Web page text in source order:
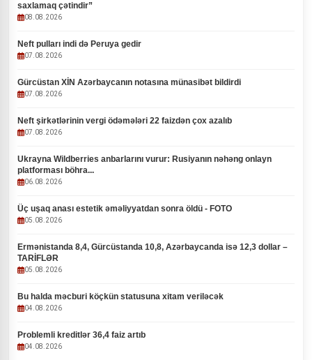
saxlamaq çətindir”
08.08.2026
Neft pulları indi də Peruya gedir
07.08.2026
Gürcüstan XİN Azərbaycanın notasına münasibət bildirdi
07.08.2026
Neft şirkətlərinin vergi ödəmələri 22 faizdən çox azalıb
07.08.2026
Ukrayna Wildberries anbarlarını vurur: Rusiyanın nəhəng onlayn
platforması böhra...
06.08.2026
Üç uşaq anası estetik əməliyyatdan sonra öldü - FOTO
05.08.2026
Ermənistanda 8,4, Gürcüstanda 10,8, Azərbaycanda isə 12,3 dollar –
TARİFLƏR
05.08.2026
Bu halda məcburi köçkün statusuna xitam veriləcək
04.08.2026
Problemli kreditlər 36,4 faiz artıb
04.08.2026